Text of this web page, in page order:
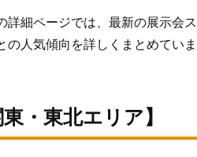
詳細ページでは、最新の展示会
の人気傾向を詳しくまとめていま
東・東北エリア】